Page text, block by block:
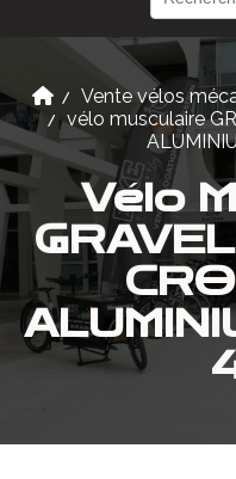
Vente vélos
vélo musculaire
Vélo